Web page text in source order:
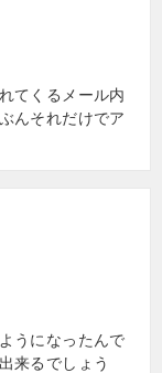
てくるメール内
んそれだけでア
うになったんで
来るでしょう